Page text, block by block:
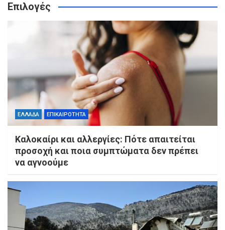
Επιλογές
ΕΛΛΑΔΑ ΕΠΙΚΑΙΡΟΤΗΤΑ
Καλοκαίρι και αλλεργίες: Πότε απαιτείται
προσοχή και ποια συμπτώματα δεν πρέπει
να αγνοούμε